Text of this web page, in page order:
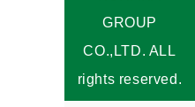
GROUP
CO.,LTD. ALL
rights reserved.